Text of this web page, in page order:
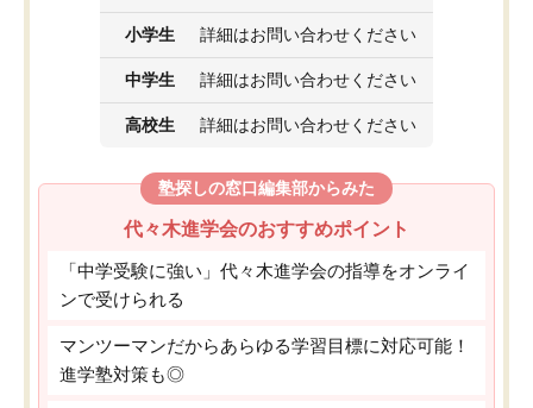
小学生 詳細はお問い合わせください
中学生 詳細はお問い合わせください
高校生 詳細はお問い合わせください
塾探しの窓口編集部からみた
代々木進学会のおすすめポイント
「中学受験に強い」代々木進学会の指導をオンライ
ンで受けられる
マンツーマンだからあらゆる学習目標に対応可能！
進学塾対策も◎